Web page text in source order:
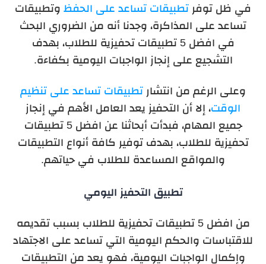
في ظل توفر تطبيقات تساعد على الحفظ وتطبيقات
تساعد على المذاكرة، وجدنا أنه من الضروري البحث
في افضل 5 تطبيقات تحفيزية للطلاب، بهدف
التشجيع على إنجاز الواجبات اليومية بكفاءة.
وعلى الرغم من انتشار تطبيقات تساعد على تنظيم
الوقت، إلا أن التحفيز يعد العامل الأهم في إنجاز
جميع المهام، فبدأت أبحاثنا عن افضل 5 تطبيقات
تحفيزية للطلاب، بهدف توفير كافة أنواع التطبيقات
والمواقع المساعدة للطلاب في حياتهم.
تطبيق التحفيز اليومي
من افضل 5 تطبيقات تحفيزية للطلاب بسبب تقديمه
للاقتباسات والحكم اليومية التي تساعد على الاجتهاد
وإكمال الواجبات اليومية، فهو يعد من التطبيقات